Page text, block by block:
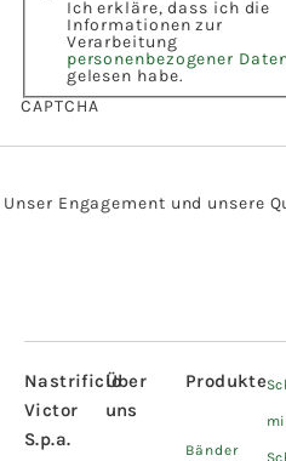
Ich erkläre, dass ich die
Informationen zur
Verarbeitung
personenbezogener
gelesen habe.
CAPTCHA
Unser Engagement und unsere
Nastrificio
Victor
S.p.a.
Über
uns
Produkte
Bänder